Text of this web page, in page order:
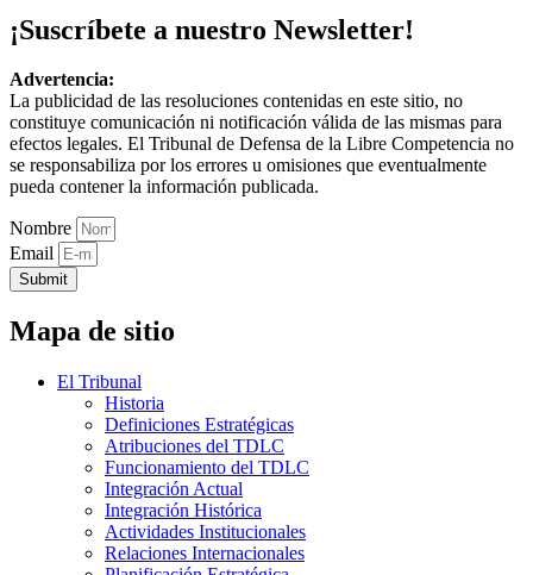
¡Suscríbete a nuestro Newsletter!
Advertencia:
La publicidad de las resoluciones contenidas en este sitio, no
constituye comunicación ni notificación válida de las mismas para
efectos legales. El Tribunal de Defensa de la Libre Competencia no
se responsabiliza por los errores u omisiones que eventualmente
pueda contener la información publicada.
Nombre
Email
Submit
Mapa de sitio
El Tribunal
Historia
Definiciones Estratégicas
Atribuciones del TDLC
Funcionamiento del TDLC
Integración Actual
Integración Histórica
Actividades Institucionales
Relaciones Internacionales